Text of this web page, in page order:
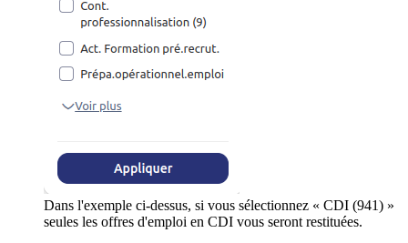
Dans l'exemple ci-dessus, si vous sélectionnez « CDI (941) »
seules les offres d'emploi en CDI vous seront restituées.